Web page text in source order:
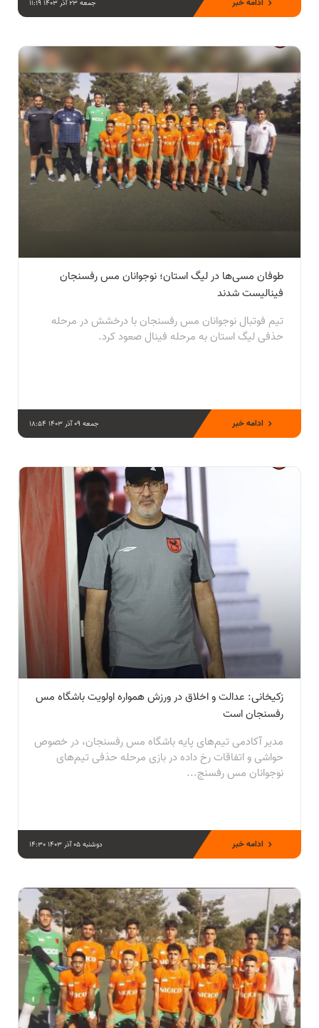
جمعه 23 آذر 1403 11:19
طوفان مسی‌ها در لیگ استان؛ نوجوانان مس رفسنجان
فینالیست شدند
تیم فوتبال نوجوانان مس رفسنجان با درخشش در مرحله
حذفی لیگ استان به مرحله فینال صعود کرد.
جمعه 09 آذر 1403 18:54 ادامه خبر
زکیخانی: عدالت و اخلاق در ورزش همواره اولویت باشگاه مس
رفسنجان است
مدیر آکادمی تیم‌های پایه باشگاه مس رفسنجان، در خصوص
حواشی و اتفاقات رخ داده در بازی مرحله حذفی تیم‌های
نوجوانان مس رفسنج...
دوشنبه 05 آذر 1403 14:30 ادامه خبر